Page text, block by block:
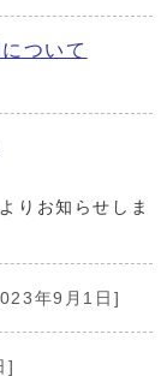
ついて
りお知らせしま
年9月1日]
]